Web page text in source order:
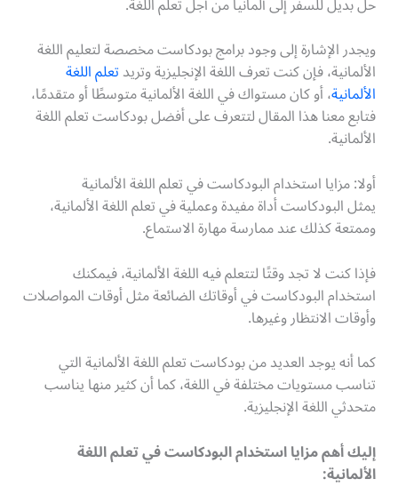
ويجدر الإشارة إلى وجود برامج بودكاست مخصصة لتعليم اللغة
الألمانية، فإن كنت تعرف اللغة الإنجليزية وتريدتعلم اللغة
الألمانية، أو كان مستواك في اللغة الألمانية متوسطًا أو متقدمًا،
فتابع معنا هذا المقال لتتعرف على أفضل بودكاست تعلم اللغة
الألمانية.
أولا: مزايا استخدام البودكاست في تعلم اللغة الألمانية
يمثل البودكاست أداة مفيدة وعملية في تعلم اللغة الألمانية،
وممتعة كذلك عند ممارسة مهارة الاستماع.
فإذا كنت لا تجد وقتًا لتتعلم فيه اللغة الألمانية، فيمكنك
استخدام البودكاست في أوقاتك الضائعة مثل أوقات المواصلات
وأوقات الانتظار وغيرها.
كما أنه يوجد العديد من بودكاست تعلم اللغة الألمانية التي
تناسب مستويات مختلفة في اللغة، كما أن كثير منها يناسب
متحدثي اللغة الإنجليزية.
إليك أهم مزايا استخدام البودكاست في تعلم اللغة
الألمانية: